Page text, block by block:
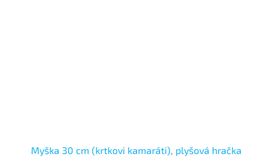
Myška 30 cm (krtkovi kamaráti), plyšová hračka